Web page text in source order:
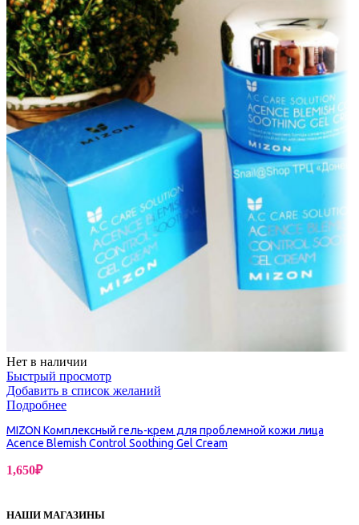
Нет в наличии
Быстрый просмотр
Добавить в список желаний
Подробнее
MIZON Комплексный гель-крем для проблемной кожи лица
Acence Blemish Control Soothing Gel Cream
1,650₽
НАШИ МАГАЗИНЫ